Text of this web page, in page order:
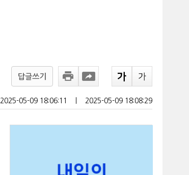
답글쓰기
2025-05-09 18:06:11 2025-05-09 18:08:29